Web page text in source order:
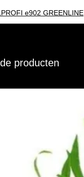
e902 GREENLINE
producten